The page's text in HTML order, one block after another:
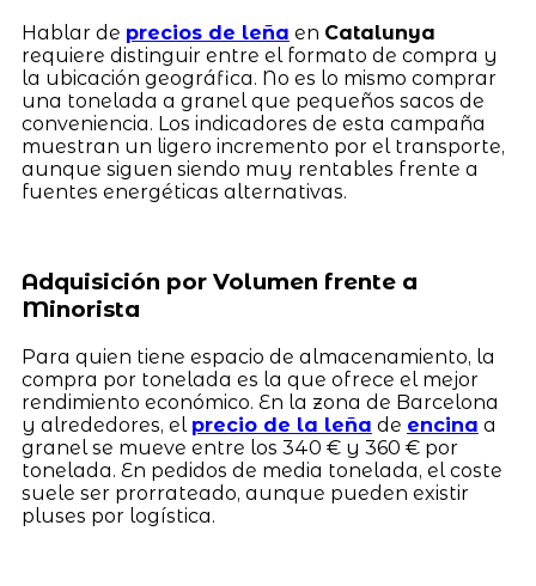
Hablar de precios de leña en Catalunya
requiere distinguir entre el formato de compra y
la ubicación geográfica. No es lo mismo comprar
una tonelada a granel que pequeños sacos de
conveniencia. Los indicadores de esta campaña
muestran un ligero incremento por el transporte,
aunque siguen siendo muy rentables frente a
fuentes energéticas alternativas.
Adquisición por Volumen frente a
Minorista
Para quien tiene espacio de almacenamiento, la
compra por tonelada es la que ofrece el mejor
rendimiento económico. En la zona de Barcelona
y alrededores, el precio de la leña de encina a
granel se mueve entre los 340 € y 360 € por
tonelada. En pedidos de media tonelada, el coste
suele ser prorrateado, aunque pueden existir
pluses por logística.